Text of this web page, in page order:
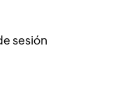
sesión